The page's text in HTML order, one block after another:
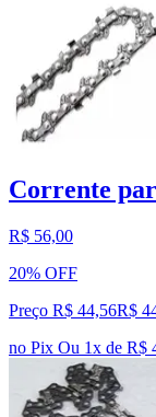
Corrente
R$ 56,00
20% OFF
Preço R$ 44,56R$
no Pix Ou 1x de R$